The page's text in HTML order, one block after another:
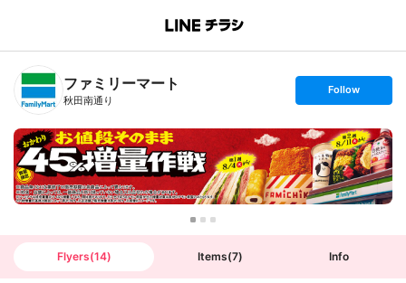
B
n
T
ファミリーマート
秋田南通り
s
t
o
l
l
o
w
Follow
Flyers(14) Items(7) Info